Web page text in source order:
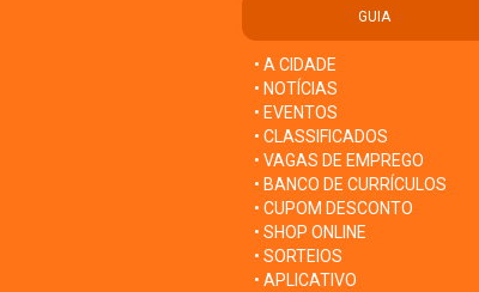
GUIA
• A CIDADE
• NOTÍCIAS
• EVENTOS
• CLASSIFICADOS
• VAGAS DE EMPREGO
• BANCO DE CURRÍCULOS
• CUPOM DESCONTO
• SHOP ONLINE
• SORTEIOS
• APLICATIVO